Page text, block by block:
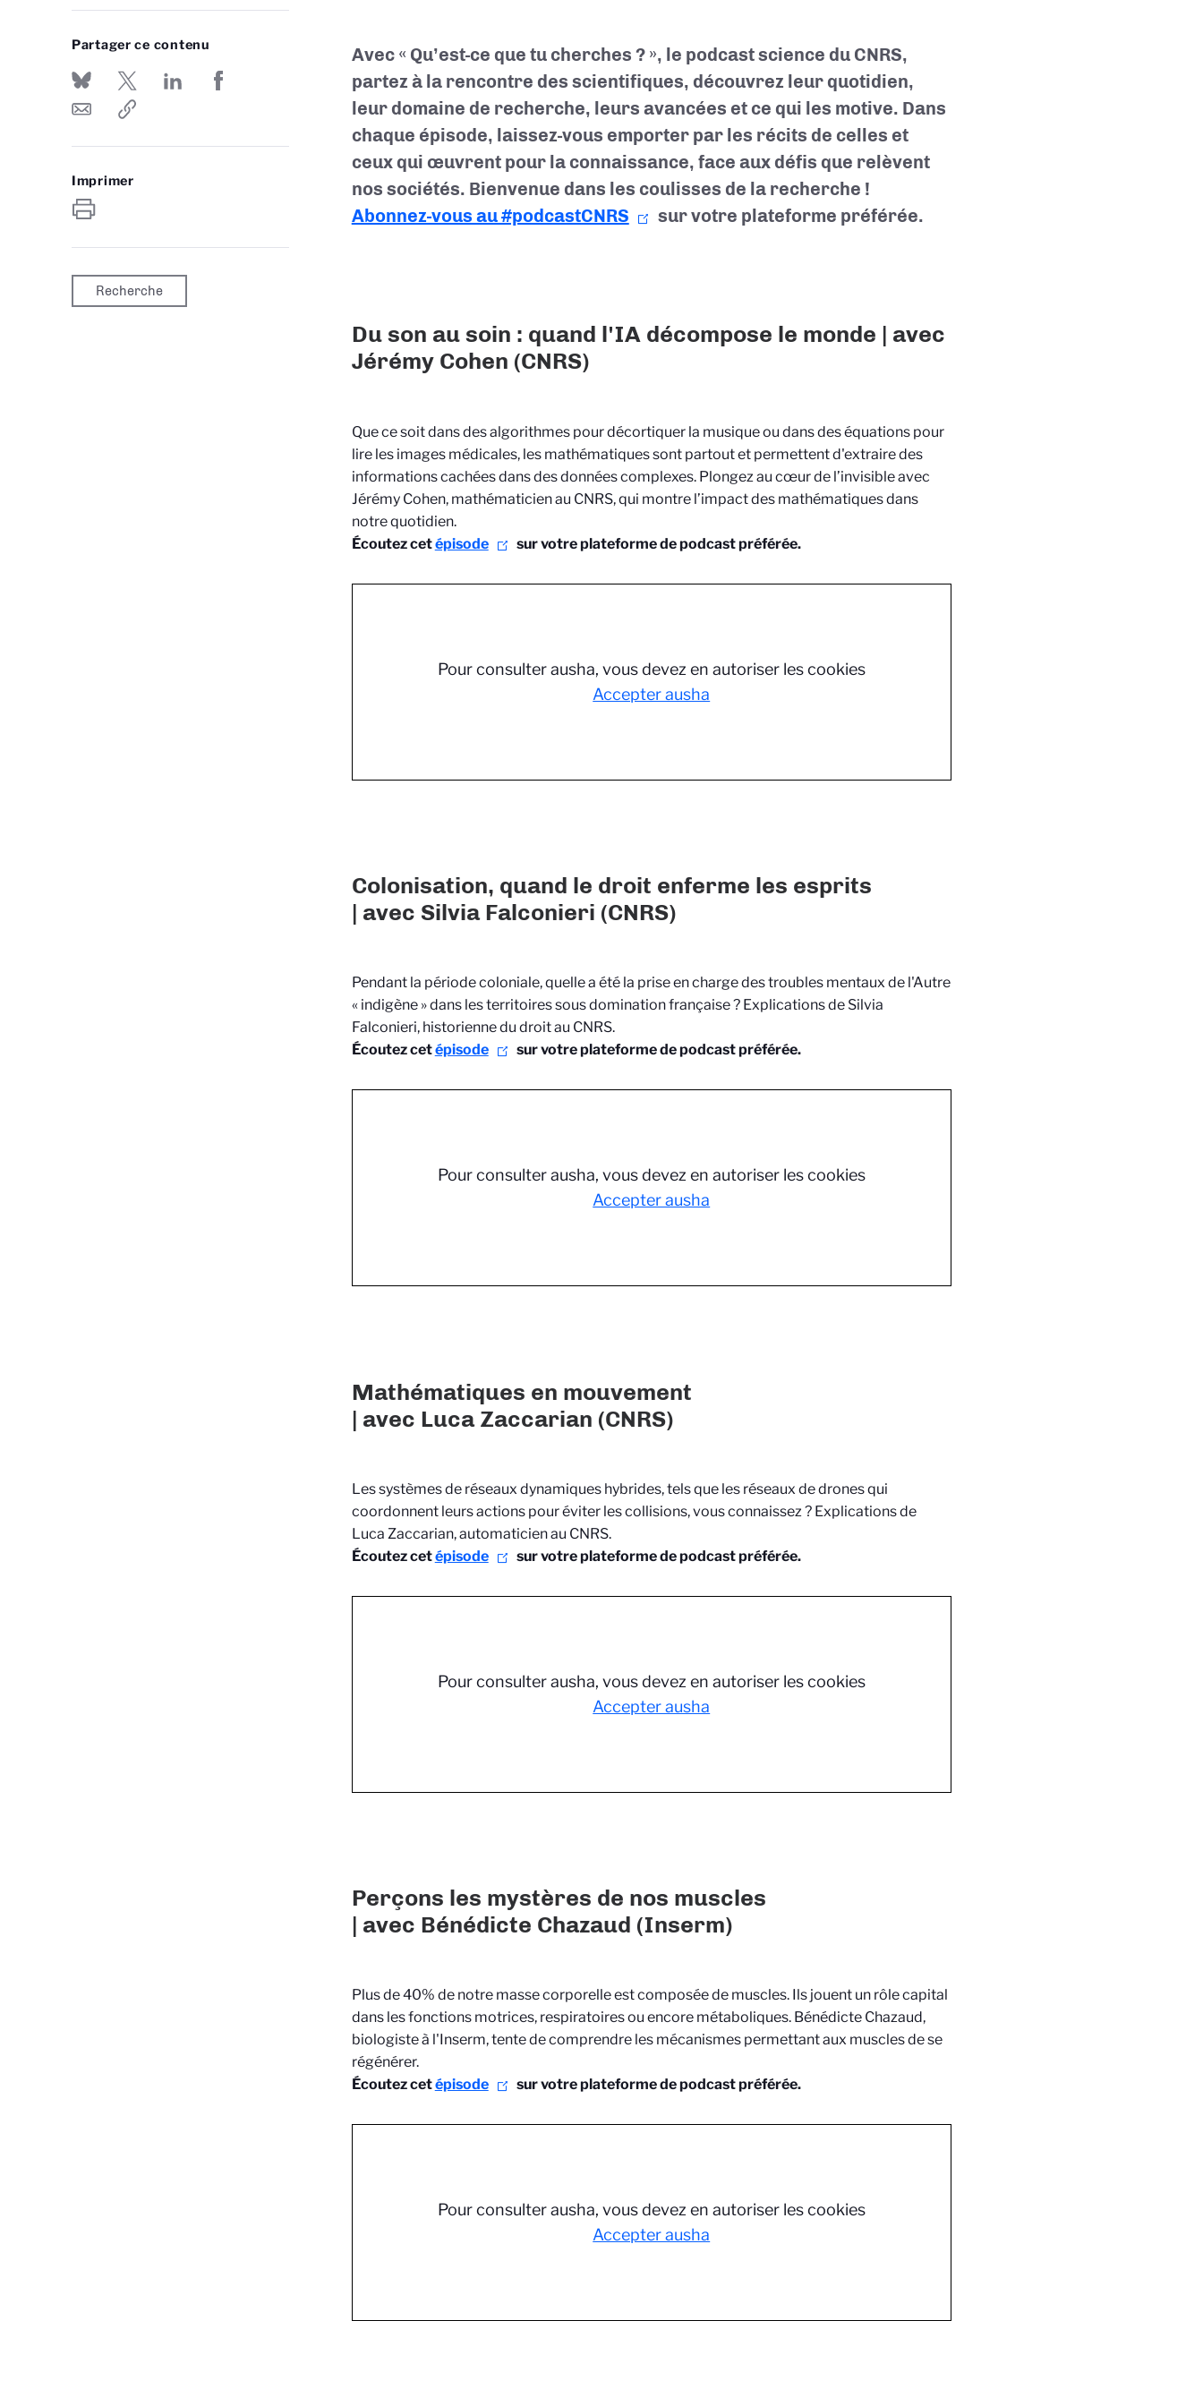
Partager ce contenu
Imprimer
Recherche
Avec « Qu’est-ce que tu cherches ? », le podcast science du CNRS,
partez à la rencontre des scientifiques, découvrez leur quotidien,
leur domaine de recherche, leurs avancées et ce qui les motive. Dans
chaque épisode, laissez-vous emporter par les récits de celles et
ceux qui œuvrent pour la connaissance, face aux défis que relèvent
nos sociétés. Bienvenue dans les coulisses de la recherche !
Abonnez-vous au #podcastCNRS
sur votre plateforme préférée.
Du son au soin : quand l'IA décompose le monde | avec
Jérémy Cohen (CNRS)
Que ce soit dans des algorithmes pour décortiquer la musique ou dans des équations pour
lire les images médicales, les mathématiques sont partout et permettent d'extraire des
informations cachées dans des données complexes. Plongez au cœur de l’invisible avec
Jérémy Cohen, mathématicien au CNRS, qui montre l’impact des mathématiques dans
notre quotidien.
Écoutez cetépisode sur votre plateforme de podcast préférée.
Pour consulter ausha, vous devez en autoriser les cookies
Accepter ausha
Colonisation, quand le droit enferme les esprits
| avec Silvia Falconieri (CNRS)
Pendant la période coloniale, quelle a été la prise en charge des troubles mentaux de l'Autre
« indigène » dans les territoires sous domination française ? Explications de Silvia
Falconieri, historienne du droit au CNRS.
Écoutez cetépisode sur votre plateforme de podcast préférée.
Pour consulter ausha, vous devez en autoriser les cookies
Accepter ausha
Mathématiques en mouvement
| avec Luca Zaccarian (CNRS)
Les systèmes de réseaux dynamiques hybrides, tels que les réseaux de drones qui
coordonnent leurs actions pour éviter les collisions, vous connaissez ? Explications de
Luca Zaccarian, automaticien au CNRS.
Écoutez cetépisode sur votre plateforme de podcast préférée.
Pour consulter ausha, vous devez en autoriser les cookies
Accepter ausha
Perçons les mystères de nos muscles
| avec Bénédicte Chazaud (Inserm)
Plus de 40% de notre masse corporelle est composée de muscles. Ils jouent un rôle capital
dans les fonctions motrices, respiratoires ou encore métaboliques. Bénédicte Chazaud,
biologiste à l'Inserm, tente de comprendre les mécanismes permettant aux muscles de se
régénérer.
Écoutez cetépisode sur votre plateforme de podcast préférée.
Pour consulter ausha, vous devez en autoriser les cookies
Accepter ausha